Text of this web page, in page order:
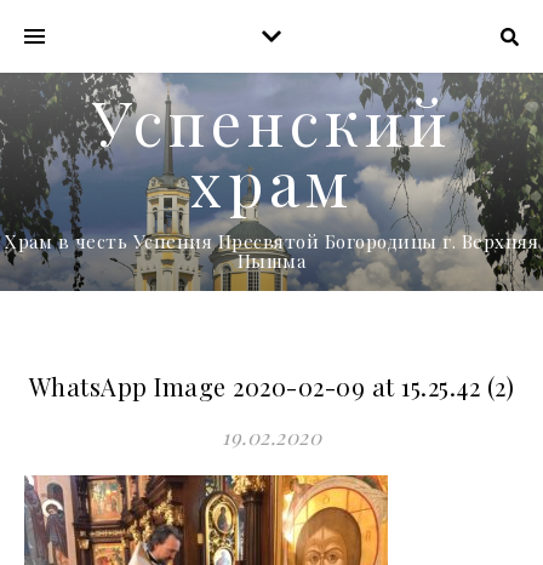
Успенский
храм
Храм в честь Успения Пресвятой Богородицы г. Верхняя
Пышма
WhatsApp Image 2020-02-09 at 15.25.42 (2)
19.02.2020